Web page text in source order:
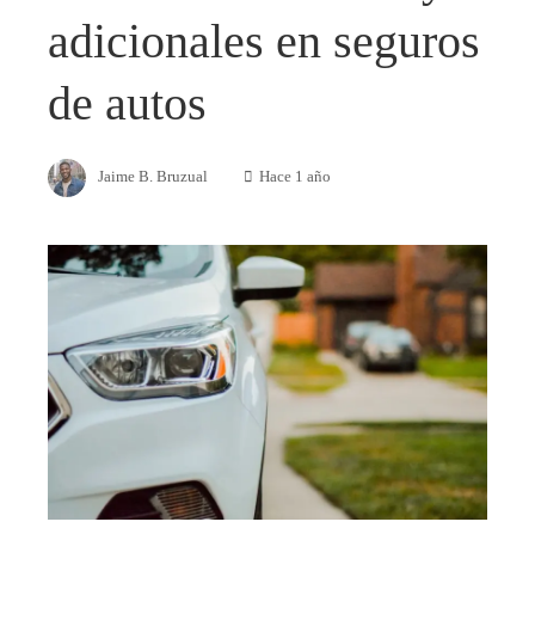
adicionales en seguros
de autos
Jaime B. Bruzual Hace 1 año